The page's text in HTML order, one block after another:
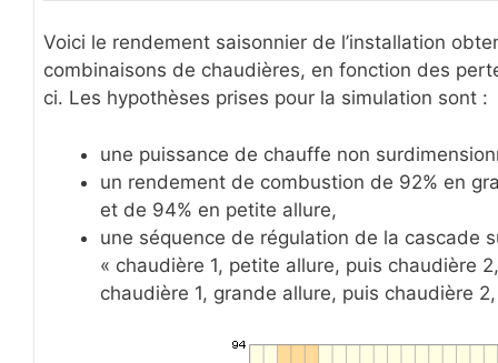
Voici le rendement saisonnier de l’installation
combinaisons de chaudières, en fonction des
ci. Les hypothèses prises pour la simulation sont :
une puissance de chauffe non
un rendement de combustion de 92% en
et de 94% en petite allure,
une séquence de régulation de la cascade
« chaudière 1, petite allure, puis chaudière
chaudière 1, grande allure, puis chaudière